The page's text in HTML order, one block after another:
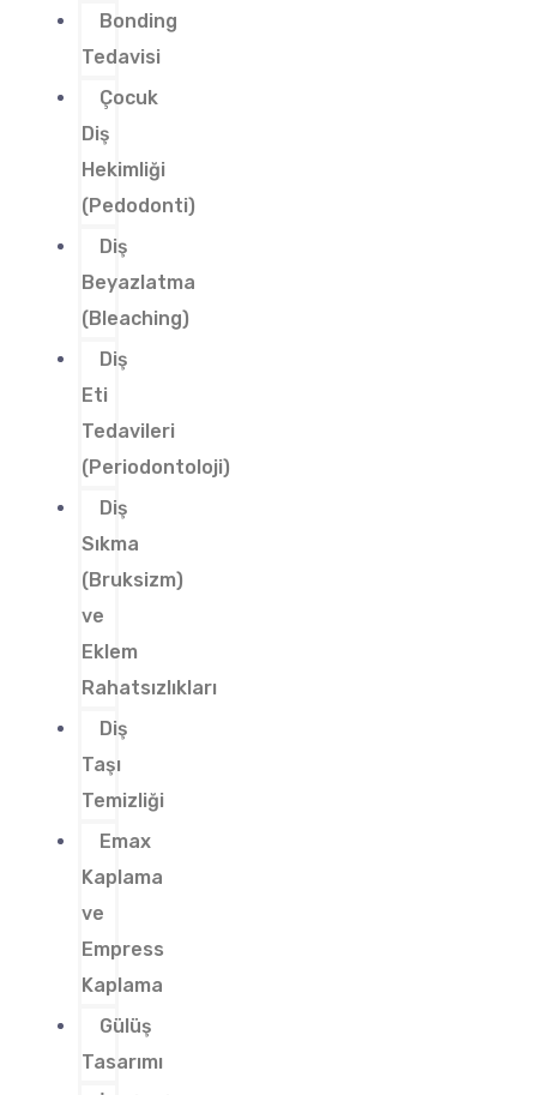
Bonding
Tedavisi
Çocuk
Diş
Hekimliği
(Pedodonti)
Diş
Beyazlatma
(Bleaching)
Diş
Eti
Tedavileri
(Periodontoloji)
Diş
Sıkma
(Bruksizm)
ve
Eklem
Rahatsızlıkları
Diş
Taşı
Temizliği
Emax
Kaplama
ve
Empress
Kaplama
Gülüş
Tasarımı